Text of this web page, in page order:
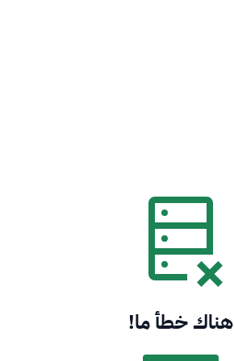
هناك خطأ ما!